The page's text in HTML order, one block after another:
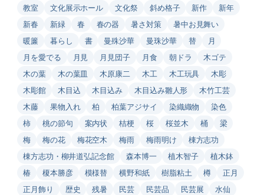
教室 文化展示ホール 文化祭 斜め格子 新作
新年
新春
新緑 春 春の器 暑さ対策
暑中お見舞い
暖簾
暮らし 書 曼殊沙華 曼珠沙華 替
月
月を愛でる
月見 月見団子 月食 朝ドラ
木ゴテ
木の葉
木の葉皿 木原康二 木工 木工玩具
木彫
木彫館
木目込 木目込み 木目込み雛人形
木竹工芸
木藤
果物入れ 柏 柏葉アジサイ 染織織物
染色
柿
桃の節句 案内状 桔梗 桜 桜並木 桶
梁
梅
梅の花 梅花空木 梅雨 梅雨明け
棟方志功
棟方志功・柳井道弘記念館
森本博一 植木智子
植木鉢
椿
榎本勝彦 模様替 横野和紙 樹脂粘土 樽
正月
正月飾り
歴史 残暑 民芸 民芸品 民芸展
水仙